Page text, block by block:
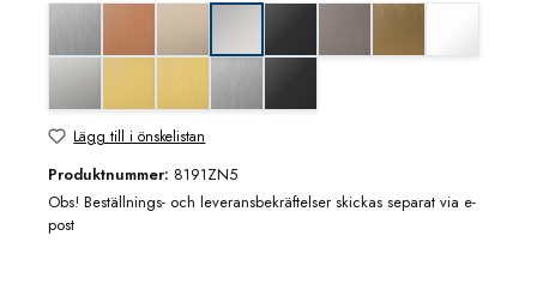
djupsvart mattgrafitmetall utseende
mattkrom
Lägg till i önskelistan
Produktnummer: 8191ZN5
Obs! Beställnings- och leveransbekräftelser skickas separat via e-
post